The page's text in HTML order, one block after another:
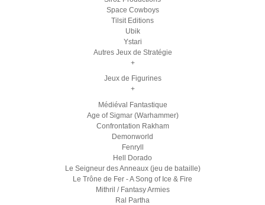
Space Cowboys
Tilsit Editions
Ubik
Ystari
Autres Jeux de Stratégie
+
Jeux de Figurines
+
Médiéval Fantastique
Age of Sigmar (Warhammer)
Confrontation Rakham
Demonworld
Fenryll
Hell Dorado
Le Seigneur des Anneaux (jeu de bataille)
Le Trône de Fer - A Song of Ice & Fire
Mithril / Fantasy Armies
Ral Partha